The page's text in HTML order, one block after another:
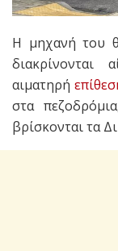
Η μηχανή του
αιματηρή
στα
βρίσκονται τα